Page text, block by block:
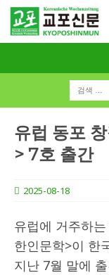
유럽 동포
> 7호 출간
2025-08-18
유럽에 거주하
한인문학>이 한
지난 7월 말에